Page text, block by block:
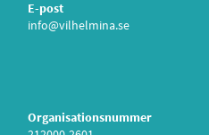
E-post
info@vilhelmina.se
Organisationsnummer